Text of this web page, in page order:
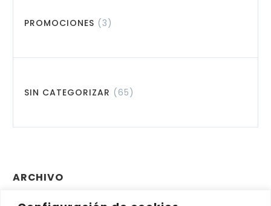
PROMOCIONES (3)
SIN CATEGORIZAR (65)
ARCHIVO